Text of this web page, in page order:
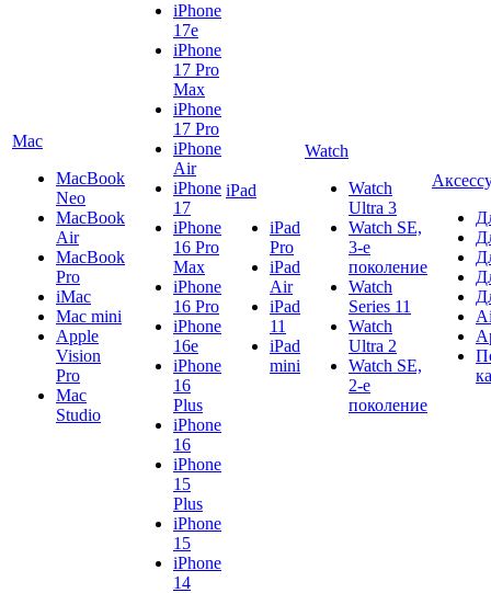
Mac
MacBook
Neo
MacBook
Air
MacBook
Pro
iMac
Mac mini
Apple
Vision
Pro
Mac
Studio
iPhone
17e
iPhone
17 Pro
Max
iPhone
17 Pro
iPhone
Air
iPhone
17
iPhone
16 Pro
Max
iPhone
16 Pro
iPhone
16e
iPhone
16
Plus
iPhone
16
iPhone
15
Plus
iPhone
15
iPhone
14
iPad
iPad
Pro
iPad
Air
iPad
11
iPad
mini
Watch
Watch
Ultra 3
Watch SE,
3-е
поколение
Watch
Series 11
Watch
Ultra 2
Watch SE,
2-е
поколение